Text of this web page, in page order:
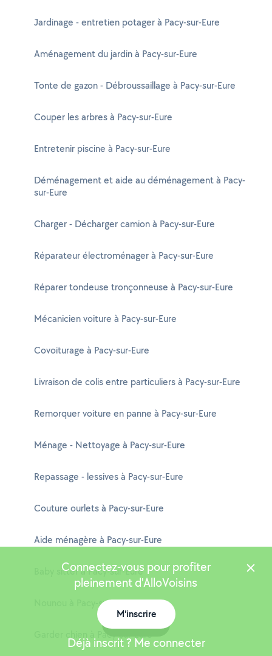
Jardinage - entretien potager à Pacy-sur-Eure
Aménagement du jardin à Pacy-sur-Eure
Tonte de gazon - Débroussaillage à Pacy-sur-Eure
Couper les arbres à Pacy-sur-Eure
Entretenir piscine à Pacy-sur-Eure
Déménagement et aide au déménagement à Pacy-
sur-Eure
Charger - Décharger camion à Pacy-sur-Eure
Réparateur électroménager à Pacy-sur-Eure
Réparer tondeuse tronçonneuse à Pacy-sur-Eure
Mécanicien voiture à Pacy-sur-Eure
Covoiturage à Pacy-sur-Eure
Livraison de colis entre particuliers à Pacy-sur-Eure
Remorquer voiture en panne à Pacy-sur-Eure
Ménage - Nettoyage à Pacy-sur-Eure
Repassage - lessives à Pacy-sur-Eure
Couture ourlets à Pacy-sur-Eure
Aide ménagère à Pacy-sur-Eure
Baby sitter à Pacy-sur-Eure
Nounou à Pacy-sur-Eure
Connectez-vous pour profiter
pleinement d'AlloVoisins
M'inscrire
Déjà inscrit ? Me connecter